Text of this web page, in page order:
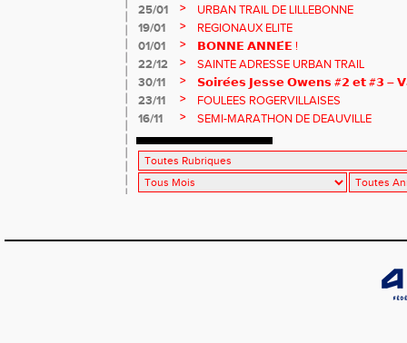
25/01
>
URBAN TRAIL DE LILLEBONNE
19/01
>
REGIONAUX ELITE
01/01
>
𝗕𝗢𝗡𝗡𝗘 𝗔𝗡𝗡𝗘́𝗘 !
22/12
>
SAINTE ADRESSE URBAN TRAIL
30/11
>
𝗦𝗼𝗶𝗿𝗲́𝗲𝘀 𝗝𝗲𝘀𝘀𝗲 𝗢𝘄𝗲𝗻𝘀 #𝟮 𝗲𝘁 #𝟯 –
23/11
>
FOULEES ROGERVILLAISES
16/11
> SEMI-MARATHON DE DEAUVILLE